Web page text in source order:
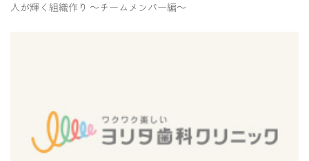
人が輝く組織作り 〜チームメンバー編〜